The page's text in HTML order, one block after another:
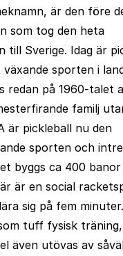
är den före
som tog den heta
till Sverige. Idag är
växande sporten i
redan på 1960-talet
familj
är pickleball nu den
sporten och
byggs ca 400
är en social
sig på fem
tuff fysisk
även utövas av